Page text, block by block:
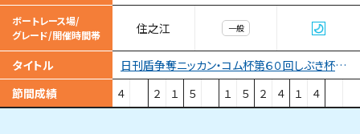
ボートレース場/
グレード/開催時間帯
住之江 一般
タイトル
日刊盾争奪ニッカン・コム杯第６０回しぶき杯競走
節間成績
４ ２ １ ５ １ ５ ２ ４ １ ４